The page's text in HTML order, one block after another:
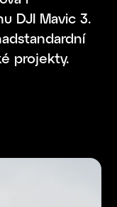
DJI Mavic 3.
projekty.